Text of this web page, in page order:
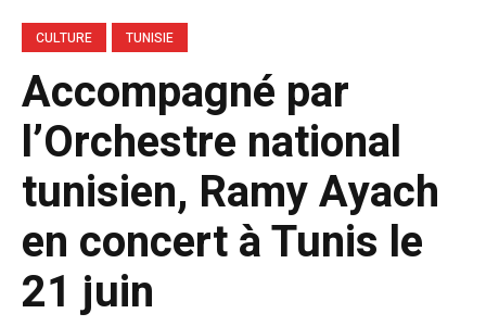
CULTURE TUNISIE
Accompagné par
l’Orchestre national
tunisien, Ramy Ayach
en concert à Tunis le
21 juin